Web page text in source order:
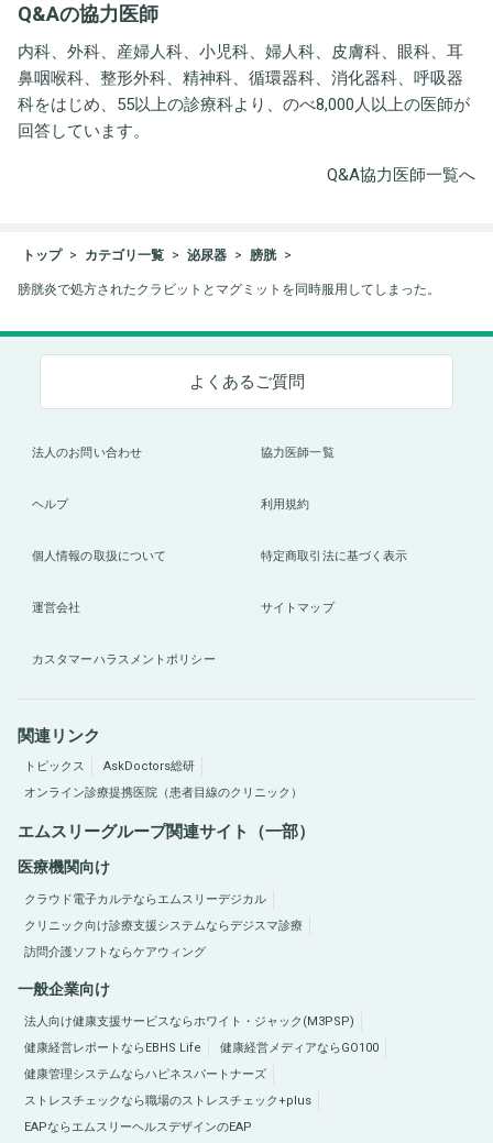
Q&Aの協力医師
内科、外科、産婦人科、小児科、婦人科、皮膚科、眼科、耳
鼻咽喉科、整形外科、精神科、循環器科、消化器科、呼吸器
科をはじめ、55以上の診療科より、のべ8,000人以上の医師が
回答しています。
Q&A協力医師一覧へ
トップ カテゴリ一覧 泌尿器 膀胱
膀胱炎で処方されたクラビットとマグミットを同時服用してしまった。
よくあるご質問
法人のお問い合わせ 協力医師一覧
ヘルプ 利用規約
個人情報の取扱について 特定商取引法に基づく表示
運営会社 サイトマップ
カスタマーハラスメントポリシー
関連リンク
トピックス
AskDoctors総研
オンライン診療提携医院（患者目線のクリニック）
エムスリーグループ関連サイト（一部）
医療機関向け
クラウド電子カルテならエムスリーデジカル
クリニック向け診療支援システムならデジスマ診療
訪問介護ソフトならケアウィング
一般企業向け
法人向け健康支援サービスならホワイト・ジャック(M3PSP)
健康経営レポートならEBHS Life
健康経営メディアならGO100
健康管理システムならハピネスパートナーズ
ストレスチェックなら職場のストレスチェック+plus
EAPならエムスリーヘルスデザインのEAP